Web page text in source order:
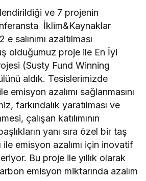
ve 7 projenin
İklim&Kaynaklar
e salınımı azaltılması
olduğumuz proje ile En İyi
(Susty Fund Winning
aldık. Tesislerimizde
emisyon azalımı sağlanmasını
farkındalık yaratılması ve
çalışan katılımının
yanı sıra özel bir taş
ile emisyon azalımı için inovatif
Bu proje ile yıllık olarak
emisyon miktarında azalım